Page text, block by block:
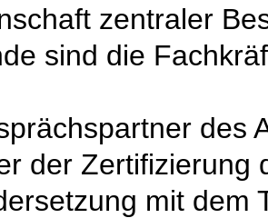
zentraler
sind die
des
der Zertifizierung
mit dem